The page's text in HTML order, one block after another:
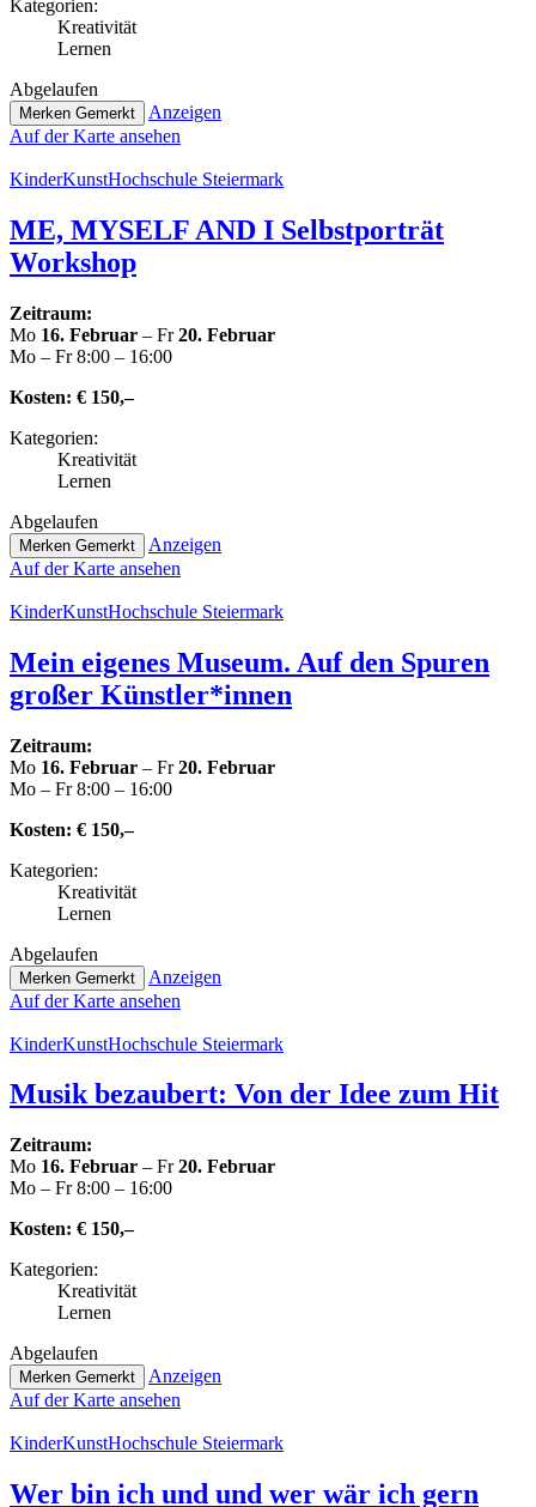
Kate­go­rien:
Krea­ti­vi­tät
Lernen
Abge­lau­fen
Merken Gemerkt
Anzeigen
Auf der Karte ansehen
Kin­der­Kunst­Hoch­schu­le Steiermark
ME, MYSELF AND I Selbst­por­trät
Workshop
Zeitraum:
Mo 16. Februar – Fr20. Februar
Mo – Fr 8:00 – 16:00
Kosten: € 150,–
Kate­go­rien:
Krea­ti­vi­tät
Lernen
Abge­lau­fen
Merken Gemerkt
Anzeigen
Auf der Karte ansehen
Kin­der­Kunst­Hoch­schu­le Steiermark
Mein eigenes Museum. Auf den Spuren
großer Künstler*innen
Zeitraum:
Mo 16. Februar – Fr20. Februar
Mo – Fr 8:00 – 16:00
Kosten: € 150,–
Kate­go­rien:
Krea­ti­vi­tät
Lernen
Abge­lau­fen
Merken Gemerkt
Anzeigen
Auf der Karte ansehen
Kin­der­Kunst­Hoch­schu­le Steiermark
Musik bezaubert: Von der Idee zum Hit
Zeitraum:
Mo 16. Februar – Fr20. Februar
Mo – Fr 8:00 – 16:00
Kosten: € 150,–
Kate­go­rien:
Krea­ti­vi­tät
Lernen
Abge­lau­fen
Merken Gemerkt
Anzeigen
Auf der Karte ansehen
Kin­der­Kunst­Hoch­schu­le Steiermark
Wer bin ich und und wer wär ich gern